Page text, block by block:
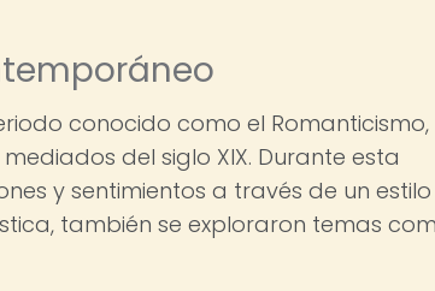
conocido como el Romanticismo,
del siglo XIX. Durante esta
y sentimientos a través de un estilo
también se exploraron temas